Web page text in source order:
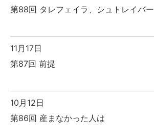
第88回 タレフェイラ、シュトレイバー
11月17日
第87回 前提
10月12日
第86回 産まなかった人は